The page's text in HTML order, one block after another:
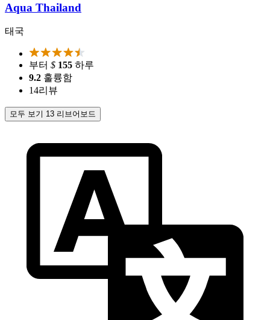
Aqua Thailand
태국
부터 $ 155 하루
9.2 훌륭함
14리뷰
모두 보기 13 리브어보드